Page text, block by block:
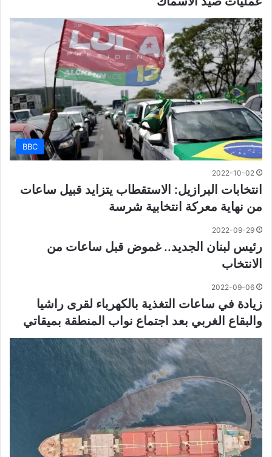
BBC
2022-10-02
انتخابات البرازيل: الاستقطاب يتزايد قبيل ساعات
من نهاية معركة انتخابية شرسة
2022-09-29
رئيس لبنان الجديد.. غموض قبل ساعات من
الانتخاب
2022-09-06
زيادة في ساعات التغذية بالكهرباء لقرى راشيا
والبقاع الغربي بعد اجتماع نواب المنطقة بميقاتي